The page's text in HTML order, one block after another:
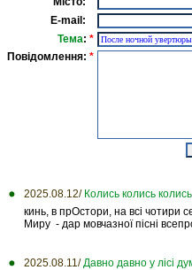
E-mail:
Тема: *
Повідомлення: *
2025.08.12/ Колись колись
кинь, в прОстори, на всі чотири
Миру - дар мовчазної пісні
2025.08.11/ Давно давно у лісі